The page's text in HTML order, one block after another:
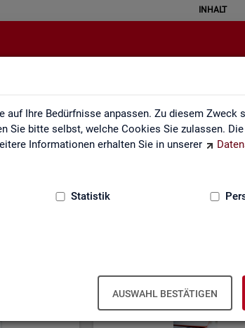
auf Ihre Bedürfnisse anpassen. Zu diesem Zweck
Sie bitte selbst, welche Cookies Sie zulassen.
Informationen erhalten Sie in unserer
Statistik
AUSWAHL BESTÄTIGEN
INHALT
Arbeitsmarkt